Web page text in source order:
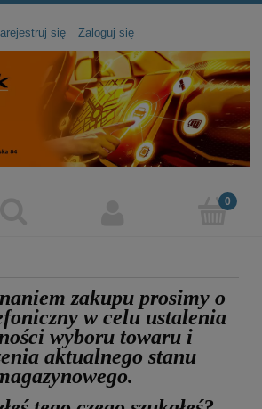
się Zaloguj się
zakupu prosimy o
w celu ustalenia
wyboru towaru i
aktualnego stanu